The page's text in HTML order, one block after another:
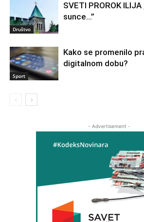
Društvo
SVETI PROROK
sunce…”
Sport
Kako se promenilo
digitalnom dobu?
- Advertisement -